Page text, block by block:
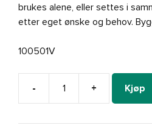
brukes alene, eller settes i
etter eget ønske og behov.
100501V
-
Gardenart
utesofa
+ Kjøp